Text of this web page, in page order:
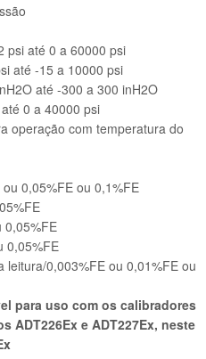
até 0 a 60000 psi
até -15 a 10000 psi
até -300 a 300 inH2O
0 a 40000 psi
operação com temperatura do
0,05%FE ou 0,1%FE
0,05%FE
0,05%FE
leitura/0,003%FE ou 0,01%FE ou
para uso com os calibradores
ADT226Ex e ADT227Ex, neste